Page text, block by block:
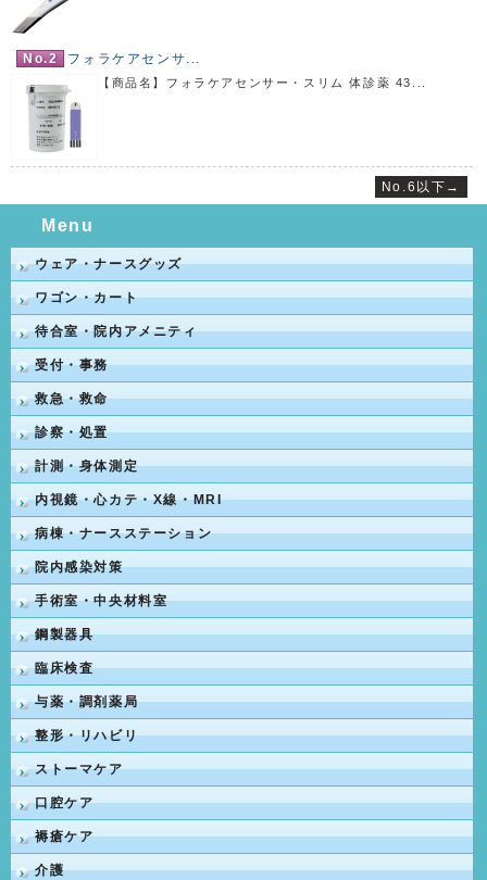
No.2 フォラケアセンサ...
【商品名】フォラケアセンサー・スリム 体診薬 43...
No.6以下→
Menu
ウェア・ナースグッズ
ワゴン・カート
待合室・院内アメニティ
受付・事務
救急・救命
診察・処置
計測・身体測定
内視鏡・心カテ・X線・MRI
病棟・ナースステーション
院内感染対策
手術室・中央材料室
鋼製器具
臨床検査
与薬・調剤薬局
整形・リハビリ
ストーマケア
口腔ケア
褥瘡ケア
介護